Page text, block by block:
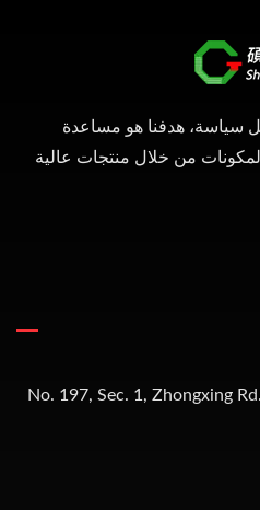
سياسة، هدفنا هو مساعدة
من خلال منتجات عالية
No. 197, Sec. 1, Zhongxing